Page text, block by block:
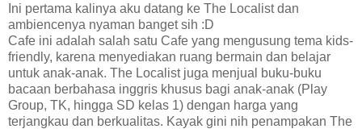
Ini pertama kalinya aku datang ke The Localist dan
ambiencenya nyaman banget sih :D
Cafe ini adalah salah satu Cafe yang mengusung tema kids-
friendly, karena menyediakan ruang bermain dan belajar
untuk anak-anak. The Localist juga menjual buku-buku
bacaan berbahasa inggris khusus bagi anak-anak (Play
Group, TK, hingga SD kelas 1) dengan harga yang
terjangkau dan berkualitas. Kayak gini nih penampakan The